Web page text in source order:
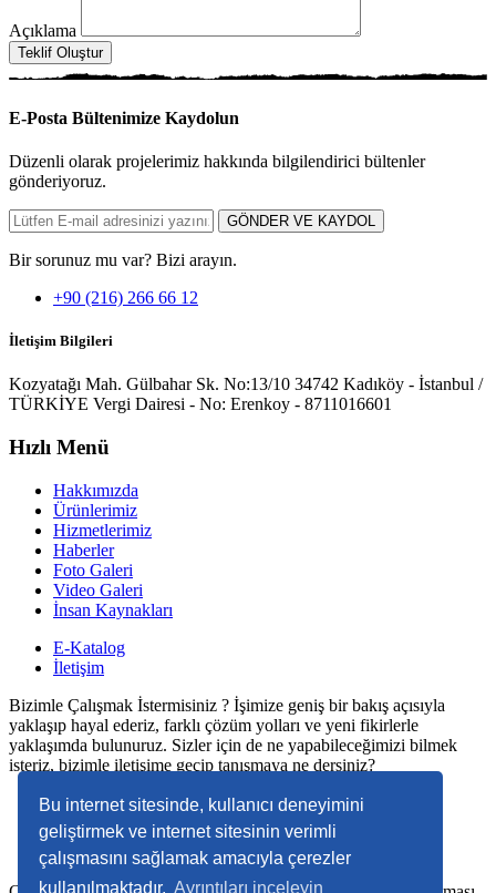
Bu internet sitesinde, kullanıcı deneyimini
geliştirmek ve internet sitesinin verimli
çalışmasını sağlamak amacıyla çerezler
kullanılmaktadır. Ayrıntıları inceleyin
Açıklama
Teklif Oluştur
E-Posta Bültenimize Kaydolun
Düzenli olarak projelerimiz hakkında bilgilendirici bültenler
gönderiyoruz.
GÖNDER VE KAYDOL
Bir sorunuz mu var? Bizi arayın.
+90 (216) 266 66 12
İletişim Bilgileri
Kozyatağı Mah. Gülbahar Sk. No:13/10 34742 Kadıköy - İstanbul /
TÜRKİYE Vergi Dairesi - No: Erenkoy - 8711016601
Hızlı Menü
Hakkımızda
Ürünlerimiz
Hizmetlerimiz
Haberler
Foto Galeri
Video Galeri
İnsan Kaynakları
E-Katalog
İletişim
Bizimle Çalışmak İstermisiniz ? İşimize geniş bir bakış açısıyla
yaklaşıp hayal ederiz, farklı çözüm yolları ve yeni fikirlerle
yaklaşımda bulunuruz. Sizler için de ne yapabileceğimizi bilmek
isteriz, bizimle iletişime geçip tanışmaya ne dersiniz?
Çalışma Saatleri
Pazartesi - Cuma 09:00 - 18:00